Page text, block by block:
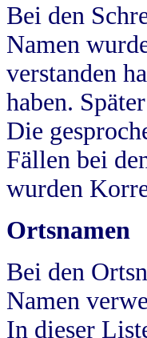
Bei den
Namen
verstanden
haben.
Die
Fällen bei
wurden
Ortsnamen
Bei den
Namen
In dieser